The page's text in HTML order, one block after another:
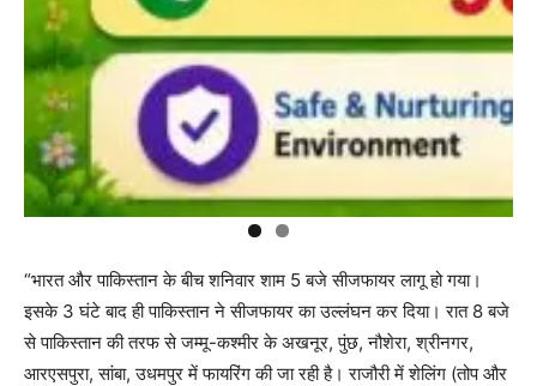
“भारत और पाकिस्तान के बीच शनिवार शाम 5 बजे सीजफायर लागू हो गया।
इसके 3 घंटे बाद ही पाकिस्तान ने सीजफायर का उल्लंघन कर दिया। रात 8 बजे
से पाकिस्तान की तरफ से जम्मू-कश्मीर के अखनूर, पुंछ, नौशेरा, श्रीनगर,
आरएसपुरा, सांबा, उधमपुर में फायरिंग की जा रही है। राजौरी में शेलिंग (तोप और